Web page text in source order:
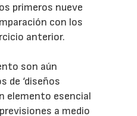
primeros nueve
con los
anterior.
son aún
de ‘diseños
elemento esencial
a medio